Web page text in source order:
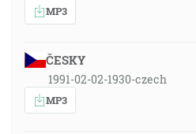
MP3
ČESKY
1991-02-02-1930-czech
MP3